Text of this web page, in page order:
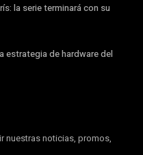
la serie terminará con su
estrategia de hardware del
nuestras noticias, promos,